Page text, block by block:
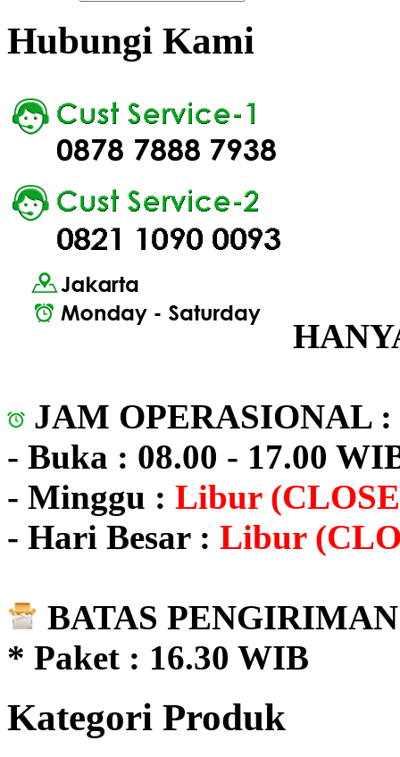
Hubungi Kami
JAM OPERASIONAL :
- Buka : 08.00 - 17.00
- Minggu : Libur
- Hari Besar : Libur
BATAS
* Paket : 16.30 WIB
Kategori Produk